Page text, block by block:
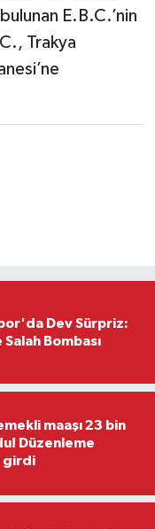
E.B.C.’nin
Trakya
Dev Sürpriz:
Bombası
maaşı 23 bin
Düzenleme
girdi